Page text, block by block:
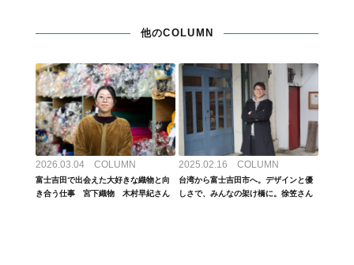
他のCOLUMN
2026.03.04 COLUMN
富士吉田で出会えた大好きな織物と向
き合う仕事 宮下織物 木村早紀さん
2025.02.16 COLUMN
台湾から富士吉田市へ。デザインと優
しさで、みんなの架け橋に。徐笠さん